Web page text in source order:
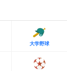
大学野球